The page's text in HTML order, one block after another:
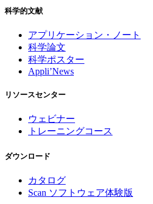
科学的文献
アプリケーション・ノート
科学論文
科学ポスター
Appli’News
リソースセンター
ウェビナー
トレーニングコース
ダウンロード
カタログ
Scan ソフトウェア体験版